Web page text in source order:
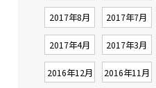
2017年8月 2017年7月
2017年4月 2017年3月
2016年12月 2016年11月